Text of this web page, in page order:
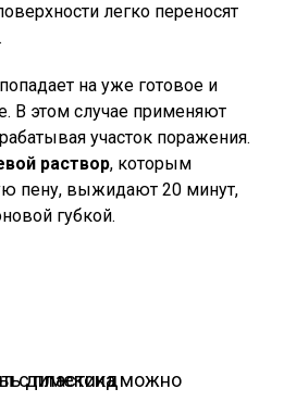
легко переносят
на уже готовое и
В этом случае применяют
участок поражения.
раствор, которым
пену, выжидают 20 минут,
губкой.
можно использовать димексид